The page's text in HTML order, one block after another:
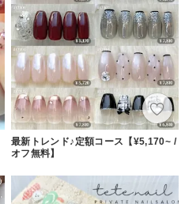
最新トレンド♪定額コース【¥5,170~ /
オフ無料】